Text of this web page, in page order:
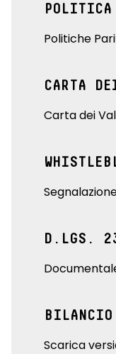
Politiche
CARTA
Carta dei
D.LGS.
Scarica